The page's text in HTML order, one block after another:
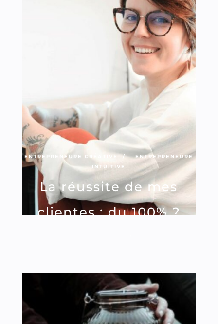
La réussite de mes
clientes : du 100% ?
ENTREPRENEURE CRÉATIVE
ENTREPRENEURE
INTUITIVE